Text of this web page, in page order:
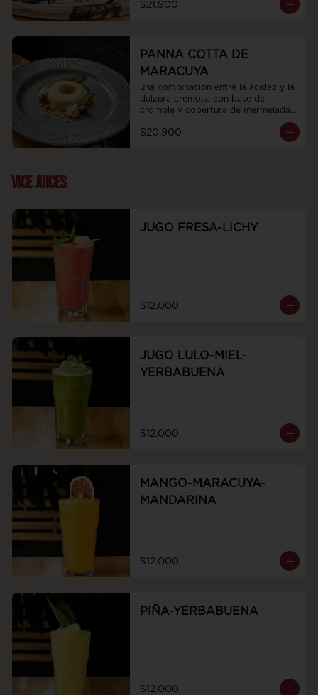
$21.900
PANNA COTTA DE
MARACUYA
una combinación entre la acidez y la
dulzura cremosa con base de
cromble y cobertura de mermelada
$20.900
VICE JUICES
JUGO FRESA-LICHY
$12.000
JUGO LULO-MIEL-
YERBABUENA
$12.000
MANGO-MARACUYA-
MANDARINA
$12.000
PIÑA-YERBABUENA
$12.000